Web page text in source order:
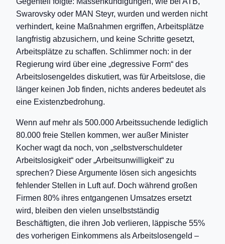
Swarovsky oder MAN Steyr, wurden und werden nicht
verhindert, keine Maßnahmen ergriffen, Arbeitsplätze
langfristig abzusichern, und keine Schritte gesetzt,
Arbeitsplätze zu schaffen. Schlimmer noch: in der
Regierung wird über eine „degressive Form“ des
Arbeitslosengeldes diskutiert, was für Arbeitslose, die
länger keinen Job finden, nichts anderes bedeutet als
eine Existenzbedrohung.
Wenn auf mehr als 500.000 Arbeitssuchende lediglich
80.000 freie Stellen kommen, wer außer Minister
Kocher wagt da noch, von „selbstverschuldeter
Arbeitslosigkeit“ oder „Arbeitsunwilligkeit“ zu
sprechen? Diese Argumente lösen sich angesichts
fehlender Stellen in Luft auf. Doch während großen
Firmen 80% ihres entgangenen Umsatzes ersetzt
wird, bleiben den vielen unselbstständig
Beschäftigten, die ihren Job verlieren, läppische 55%
des vorherigen Einkommens als Arbeitslosengeld –